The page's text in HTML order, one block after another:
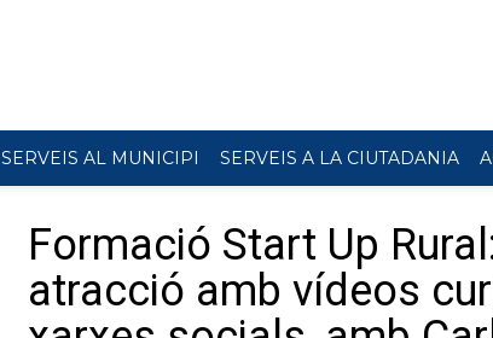
SERVEIS AL MUNICIPI SERVEIS A LA CIUTADANIA
Formació Start Up
atracció amb vídeos